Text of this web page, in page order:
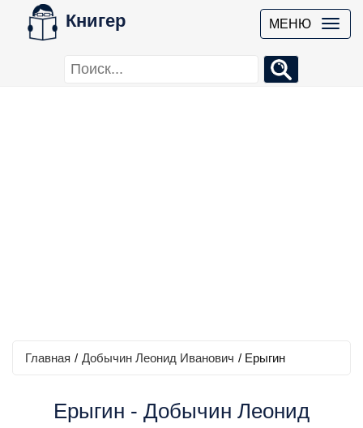
Книгер МЕНЮ
Главная / Добычин Леонид Иванович / Ерыгин
Ерыгин - Добычин Леонид